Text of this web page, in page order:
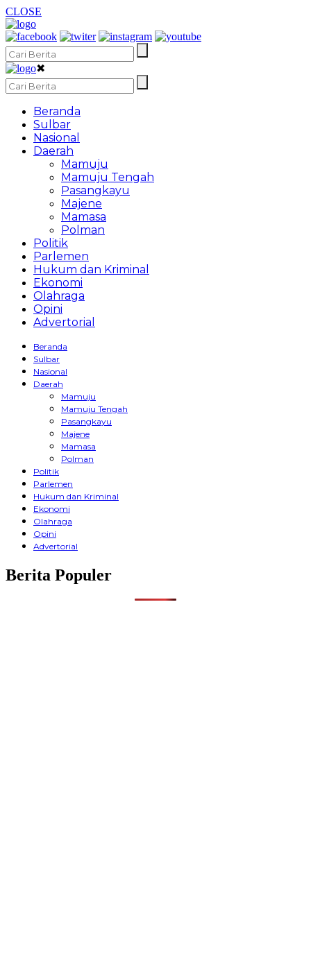
CLOSE
✖
Beranda
Sulbar
Nasional
Daerah
Mamuju
Mamuju Tengah
Pasangkayu
Majene
Mamasa
Polman
Politik
Parlemen
Hukum dan Kriminal
Ekonomi
Olahraga
Opini
Advertorial
Beranda
Sulbar
Nasional
Daerah
Mamuju
Mamuju Tengah
Pasangkayu
Majene
Mamasa
Polman
Politik
Parlemen
Hukum dan Kriminal
Ekonomi
Olahraga
Opini
Advertorial
Berita Populer